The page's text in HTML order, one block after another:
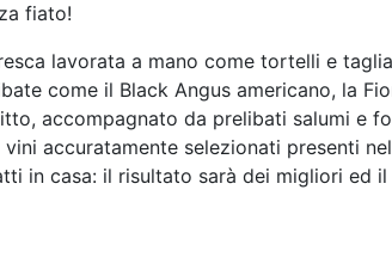
fiato!
lavorata a mano come tortelli e
come il Black Angus americano, la
accompagnato da prelibati salumi e
accuratamente selezionati presenti
in casa: il risultato sarà dei migliori ed il